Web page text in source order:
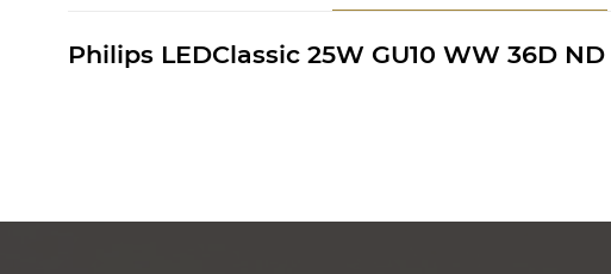
Philips LEDClassic 25W GU10 WW 36D ND